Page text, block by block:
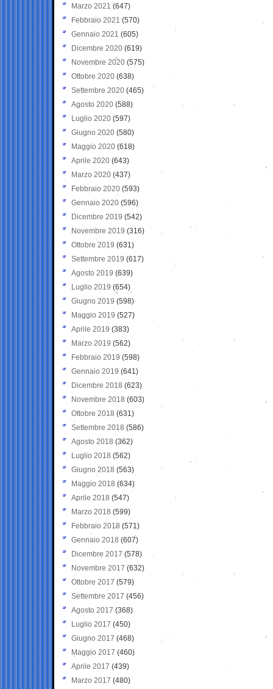
Marzo 2021 (647)
Febbraio 2021 (570)
Gennaio 2021 (605)
Dicembre 2020 (619)
Novembre 2020 (575)
Ottobre 2020 (638)
Settembre 2020(465)
Agosto 2020 (588)
Luglio 2020 (597)
Giugno 2020 (580)
Maggio 2020 (618)
Aprile 2020 (643)
Marzo 2020 (437)
Febbraio 2020 (593)
Gennaio 2020 (596)
Dicembre 2019 (542)
Novembre 2019 (316)
Ottobre 2019 (631)
Settembre 2019 (617)
Agosto 2019 (639)
Luglio 2019 (654)
Giugno 2019 (598)
Maggio 2019 (527)
Aprile 2019 (383)
Marzo 2019 (562)
Febbraio 2019 (598)
Gennaio 2019 (641)
Dicembre 2018 (623)
Novembre 2018 (603)
Ottobre 2018 (631)
Settembre 2018 (586)
Agosto 2018 (362)
Luglio 2018 (562)
Giugno 2018 (563)
Maggio 2018 (634)
Aprile 2018 (547)
Marzo 2018 (599)
Febbraio 2018 (571)
Gennaio 2018 (607)
Dicembre 2017 (578)
Novembre 2017 (632)
Ottobre 2017 (579)
Settembre 2017 (456)
Agosto 2017 (368)
Luglio 2017 (450)
Giugno 2017 (468)
Maggio 2017 (460)
Aprile 2017 (439)
Marzo 2017 (480)